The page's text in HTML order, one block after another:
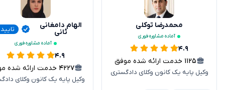
محمدرضا توکلی
آماده مشاوره فوری
۴.۹
۱۱۲۵ خدمت ارائه شده موفق
وکیل پایه یک کانون وکلای دادگستری
الهام دامغانی
ثانی
آماده مشاوره فوری
۴.۹
۴۲۲۷ خدمت ارائه شده موفق
وکیل پایه یک کانون وکلای